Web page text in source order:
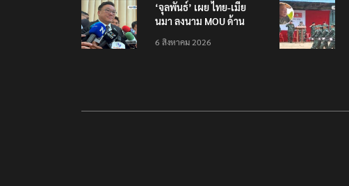
‘จุลพันธ์’ เผย ไทย-เมีย
นมา ลงนาม MOU ด้าน
กรอบความร่วมมือ 5 ปี
6 สิงหาคม 2026